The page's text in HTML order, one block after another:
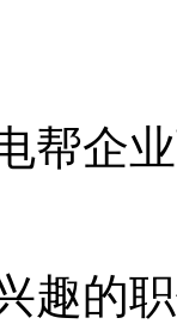
帮企
趣的